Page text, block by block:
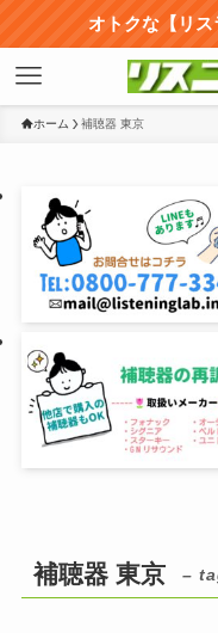
オトクな【リス
ホーム 補聴器 東京
補聴器 東京 –